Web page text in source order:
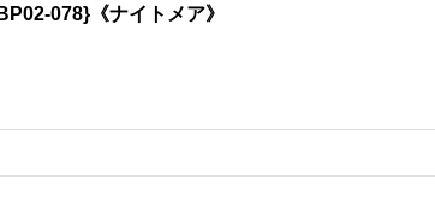
078}《ナイトメア》